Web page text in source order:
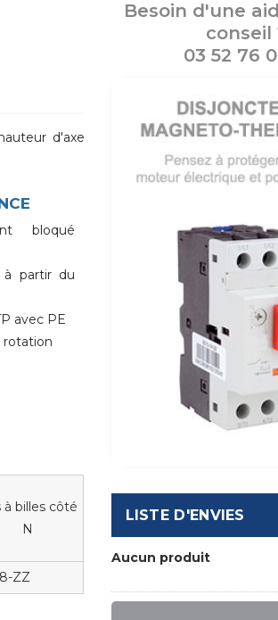
Besoin d'une
conseil
03 52 76
d'axe
bloqué
à partir du
avec PE
rotation
à billes côté
N
ZZ
LISTE D'ENVIES
Aucun produit